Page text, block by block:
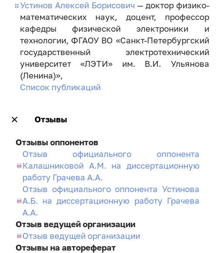
Устинов Алексей Борисович — доктор физико-
математических наук, доцент, профессор
кафедры физической электроники и
технологии, ФГАОУ ВО «Санкт-Петербургский
государственный электротехнический
университет «ЛЭТИ» им. В.И. Ульянова
(Ленина)»,
Список публикаций
Отзывы
Отзывы оппонентов
Отзыв официального оппонента
Калашниковой А.М. на диссертационную
работу Грачева А.А.
Отзыв официального оппонента Устинова
А.Б. на диссертационную работу Грачева
А.А.
Отзыв ведущей организации
Отзыв ведущей организации
Отзывы на автореферат